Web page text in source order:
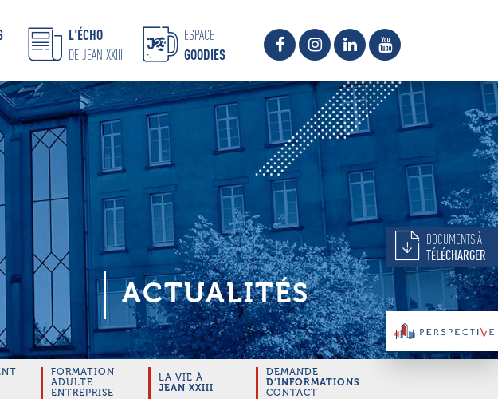
L'ÉCHO
DE JEAN XXIII
ESPACE
GOODIES
DOCUMENTS À
TÉLÉCHARGER
ACTUALITÉS
FORMATION
ADULTE
ENTREPRISE
LA VIE À
JEAN XXIII
DEMANDE
D’INFORMATIONS
CONTACT